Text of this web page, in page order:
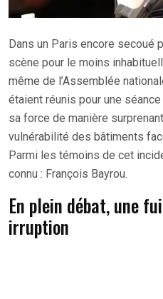
Dans un Paris encore secoué
scène pour le moins
même de l’Assemblée
étaient réunis pour une
sa force de manière
vulnérabilité des bâtiments
Parmi les témoins de cet
connu : François Bayrou.
En plein débat, une
irruption